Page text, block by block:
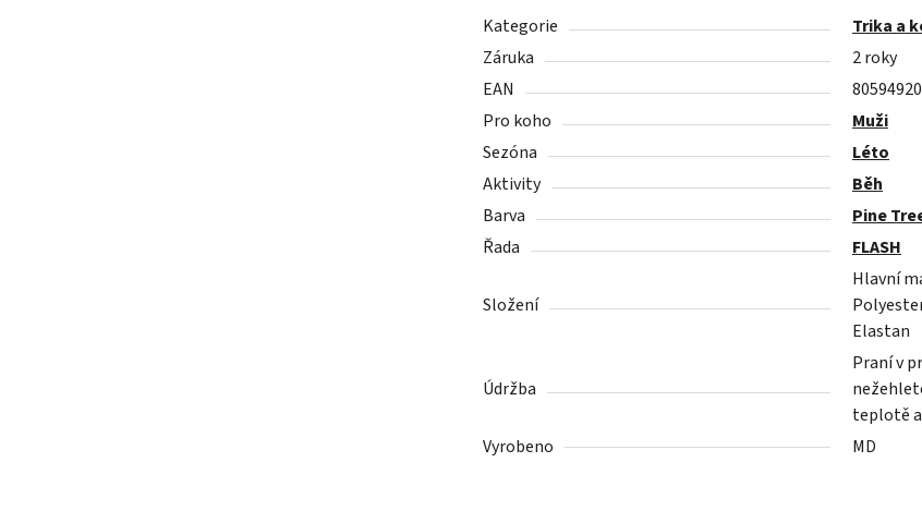
Kategorie
Trika a
Záruka
2 roky
EAN
Pro koho
Muži
Sezóna
Léto
Aktivity
Běh
Barva
Pine
Řada
FLASH
Složení
Hlavní
Elastan
Údržba
Praní v
teplotě
Vyrobeno
MD